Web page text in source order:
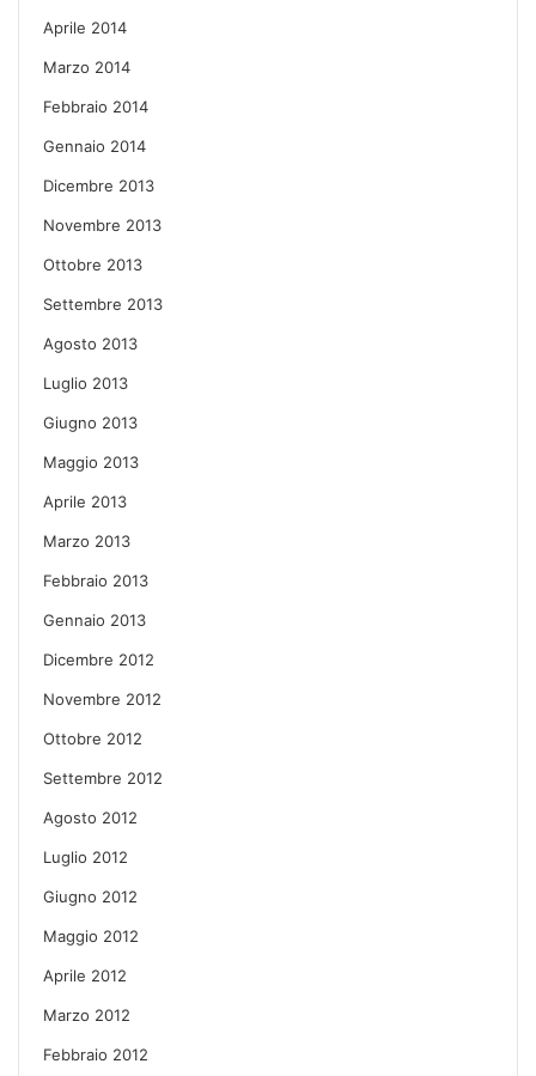
Aprile 2014
Marzo 2014
Febbraio 2014
Gennaio 2014
Dicembre 2013
Novembre 2013
Ottobre 2013
Settembre 2013
Agosto 2013
Luglio 2013
Giugno 2013
Maggio 2013
Aprile 2013
Marzo 2013
Febbraio 2013
Gennaio 2013
Dicembre 2012
Novembre 2012
Ottobre 2012
Settembre 2012
Agosto 2012
Luglio 2012
Giugno 2012
Maggio 2012
Aprile 2012
Marzo 2012
Febbraio 2012